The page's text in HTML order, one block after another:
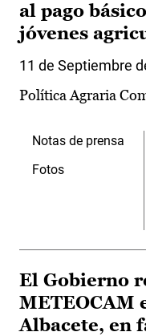
al pago
jóvenes
11 de Septiembre
Política Agraria
Notas de prensa
Fotos
El Gobierno
METEOCAM
Albacete, en